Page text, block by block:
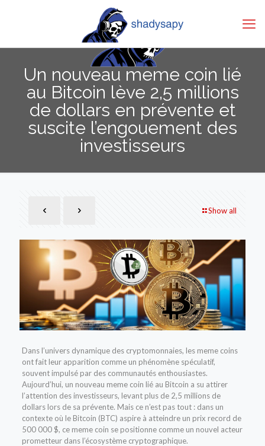
Un nouveau meme coin lié
au Bitcoin lève 2,5 millions
de dollars en prévente et
suscite l’engouement des
investisseurs
Show all
Dans l’univers dynamique des cryptomonnaies, les meme coins
ont fait leur apparition comme un phénomène spéculatif,
souvent impulsé par des communautés enthousiastes.
Aujourd’hui, un nouveau meme coin lié au Bitcoin a su attirer
l’attention des investisseurs, levant plus de 2,5 millions de
dollars lors de sa prévente. Mais ce n’est pas tout : dans un
contexte où le Bitcoin (BTC) aspire à atteindre un prix record de
500 000 $, ce meme coin se positionne comme un nouvel acteur
prometteur dans l’écosystème cryptographique.